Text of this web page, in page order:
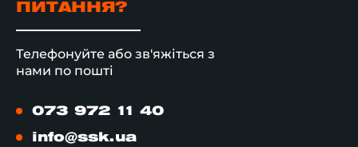
ПИТАННЯ?
Телефонуйте або зв'яжіться з
нами по пошті
073 972 11 40
info@ssk.ua